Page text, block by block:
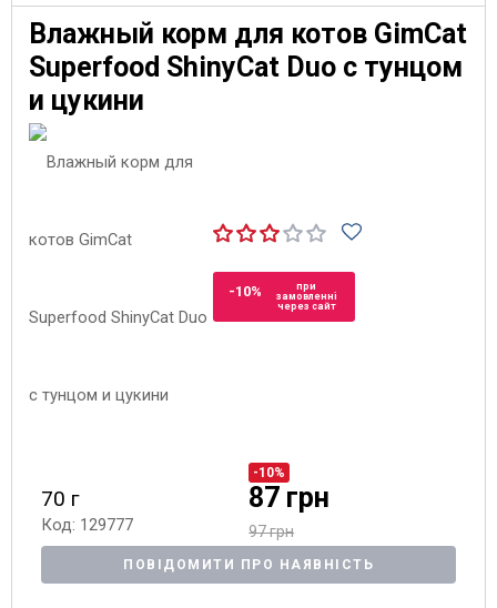
Влажный корм для котов GimCat
Superfood ShinyCat Duo с тунцом
и цукини
-10%
при
замовленні
через сайт
70 г
Код: 129777
-10%
87 грн
97 грн
ПОВІДОМИТИ ПРО НАЯВНІСТЬ